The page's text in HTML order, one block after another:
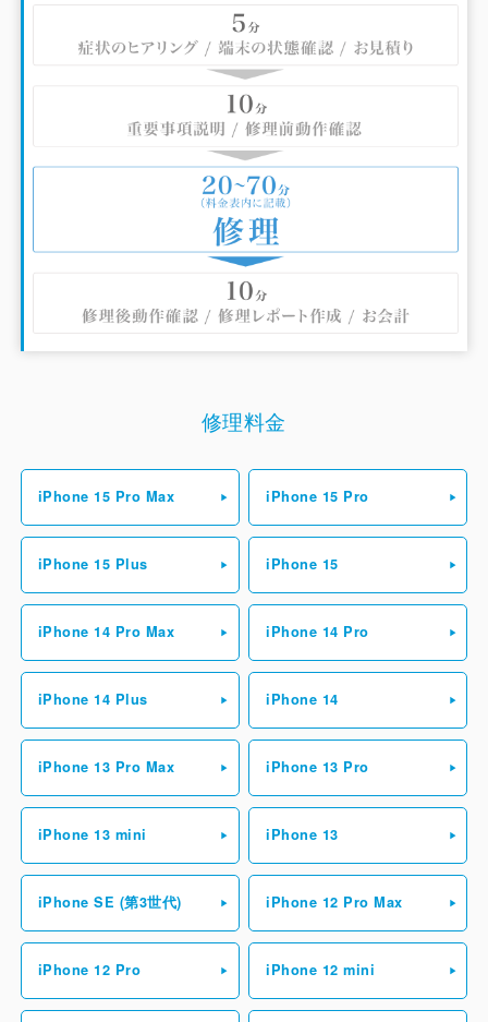
池袋には、アップルストアがないので、ビックカメラにある
正規店かiCrackedのようなサードパーティーを選択するしか
ありません。
当店は、パーツも高品質なものにこだわっています。品質に
はかなりの自信があり、安いだけが売りのお店には負けませ
ん。安心して修理をお任せいただけるようなサービスづくり
を心がけておりますので、スマートフォンのことでお困りの
際は、ぜひ気軽にお越し下さい！
なお、端末の不具合、破損状態によって新たに修理が必要な
箇所が見つかった場合は、お客様とご相談、確認の上で費用
負担が大きくなる場合がございます。ご理解の程よろしくお
ご安心いただくため、使用中にバッテリー交換、画面修理な
われるものに関しては、90日間の保証がついています。無
償で交換致しますのでお問い合わせください。
そのほか、営業時間やアクセスなど当店利用に関するくわし
い内容は一覧を店舗情報に記載しておりますのでご確認くだ
さい。スタッフ一同心よりお待ちしております。
修理料金
iPhone 15 Pro Max iPhone 15 Pro
iPhone 15 Plus iPhone 15
iPhone 14 Pro Max iPhone 14 Pro
iPhone 14 Plus iPhone 14
iPhone 13 Pro Max iPhone 13 Pro
iPhone 13 mini iPhone 13
iPhone SE (第3世代) iPhone 12 Pro Max
iPhone 12 Pro iPhone 12 mini